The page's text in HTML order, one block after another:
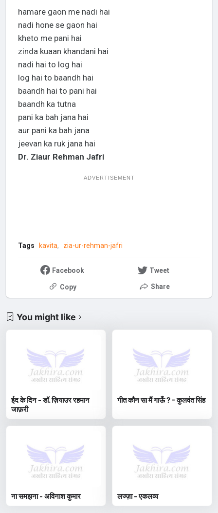
hamare gaon me nadi hai
nadi hone se gaon hai
kheto me pani hai
zinda kuaan khandani hai
nadi hai to log hai
log hai to baandh hai
baandh hai to pani hai
baandh ka tutna
pani ka bah jana hai
aur pani ka bah jana
jeevan ka ruk jana hai
Dr. Ziaur Rehman Jafri
ADVERTISEMENT
Tags kavita zia-ur-rehman-jafri
Facebook Tweet
Copy Share
You might like
ईद के दिन - डॉ. ज़ियाउर रहमान
जाफ़री
गीत कौन सा मैं गाऊँ ? - कुलवंत सिंह
ना समझना - अविनाश कुमार लज्ज़ा - एकलव्य